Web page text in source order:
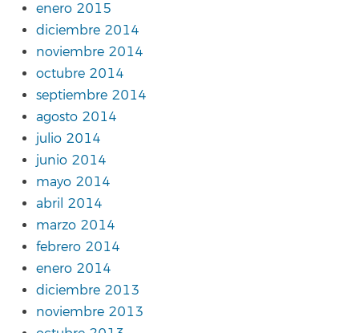
enero 2015
diciembre 2014
noviembre 2014
octubre 2014
septiembre 2014
agosto 2014
julio 2014
junio 2014
mayo 2014
abril 2014
marzo 2014
febrero 2014
enero 2014
diciembre 2013
noviembre 2013